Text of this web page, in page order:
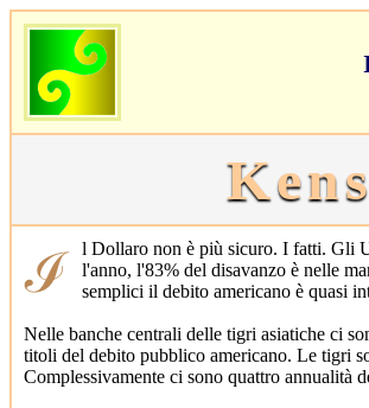
ℐl Dollaro non è più sicuro. I fatti. Gli USA hanno un deficit di 600 miliardi di dollari l'anno, l'83% del disavanzo è nelle
semplici il debito americano è quasi
Nelle banche centrali delle tigri asiatiche ci
titoli del debito pubblico americano. Le tigri
Complessivamente ci sono quattro annualità